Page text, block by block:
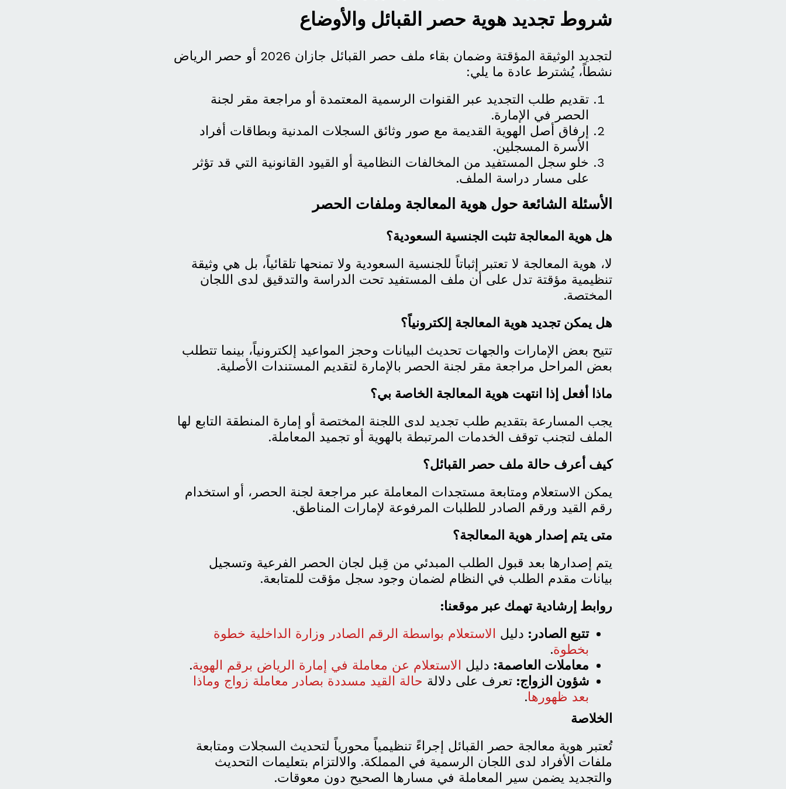
شروط تجديد هوية حصر القبائل والأوضاع
لتجديد الوثيقة المؤقتة وضمان بقاء ملف حصر القبائل جازان 2026 أو حصر الرياض
نشطاً، يُشترط عادة ما يلي:
تقديم طلب التجديد عبر القنوات الرسمية المعتمدة أو مراجعة مقر لجنة
الحصر في الإمارة.
إرفاق أصل الهوية القديمة مع صور وثائق السجلات المدنية وبطاقات أفراد
الأسرة المسجلين.
خلو سجل المستفيد من المخالفات النظامية أو القيود القانونية التي قد تؤثر
على مسار دراسة الملف.
الأسئلة الشائعة حول هوية المعالجة وملفات الحصر
هل هوية المعالجة تثبت الجنسية السعودية؟
لا، هوية المعالجة لا تعتبر إثباتاً للجنسية السعودية ولا تمنحها تلقائياً، بل هي وثيقة
تنظيمية مؤقتة تدل على أن ملف المستفيد تحت الدراسة والتدقيق لدى اللجان
المختصة.
هل يمكن تجديد هوية المعالجة إلكترونياً؟
تتيح بعض الإمارات والجهات تحديث البيانات وحجز المواعيد إلكترونياً، بينما تتطلب
بعض المراحل مراجعة مقر لجنة الحصر بالإمارة لتقديم المستندات الأصلية.
ماذا أفعل إذا انتهت هوية المعالجة الخاصة بي؟
يجب المسارعة بتقديم طلب تجديد لدى اللجنة المختصة أو إمارة المنطقة التابع لها
الملف لتجنب توقف الخدمات المرتبطة بالهوية أو تجميد المعاملة.
كيف أعرف حالة ملف حصر القبائل؟
يمكن الاستعلام ومتابعة مستجدات المعاملة عبر مراجعة لجنة الحصر، أو استخدام
رقم القيد ورقم الصادر للطلبات المرفوعة لإمارات المناطق.
متى يتم إصدار هوية المعالجة؟
يتم إصدارها بعد قبول الطلب المبدئي من قِبل لجان الحصر الفرعية وتسجيل
بيانات مقدم الطلب في النظام لضمان وجود سجل مؤقت للمتابعة.
روابط إرشادية تهمك عبر موقعنا:
تتبع الصادر: دليل الاستعلام بواسطة الرقم الصادر وزارة الداخلية خطوة
بخطوة.
معاملات العاصمة: دليل الاستعلام عن معاملة في إمارة الرياض برقم الهوية.
شؤون الزواج: تعرف على دلالة حالة القيد مسددة بصادر معاملة زواج وماذا
بعد ظهورها.
الخلاصة
تُعتبر هوية معالجة حصر القبائل إجراءً تنظيمياً محورياً لتحديث السجلات ومتابعة
ملفات الأفراد لدى اللجان الرسمية في المملكة. والالتزام بتعليمات التحديث
والتجديد يضمن سير المعاملة في مسارها الصحيح دون معوقات.